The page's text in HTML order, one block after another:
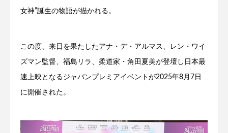
女神”誕生の物語が描かれる。
この度、来日を果たしたアナ・デ・アルマス、レン・ワイ
ズマン監督、福島リラ、柔道家・角田夏美が登壇し日本最
速上映となるジャパンプレミアイベントが2025年8月7日
に開催された。